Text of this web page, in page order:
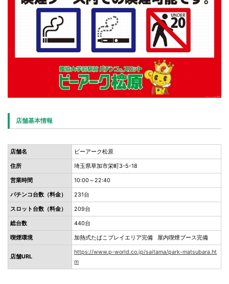
店舗基本情報
店舗名 ピーアーク松原
住所 埼玉県草加市栄町3-5-18
営業時間 10:00～22:40
パチンコ台数（料金） 231台
スロット台数（料金） 209台
総台数 440台
喫煙環境 加熱式たばこプレイエリア完備 屋内喫煙ブース完備
店舗URL
https://www.p-world.co.jp/saitama/park-matsubara.ht
m